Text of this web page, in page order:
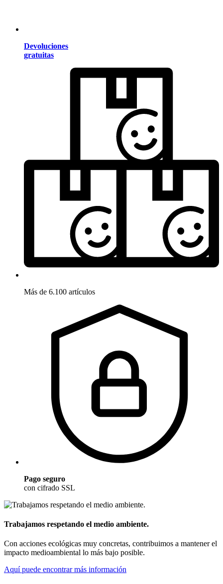
Devoluciones
gratuitas
Más de 6.100 artículos
Pago seguro
con cifrado SSL
Trabajamos respetando el medio ambiente.
Con acciones ecológicas muy concretas, contribuimos a mantener el
impacto medioambiental lo más bajo posible.
Aquí puede encontrar más información